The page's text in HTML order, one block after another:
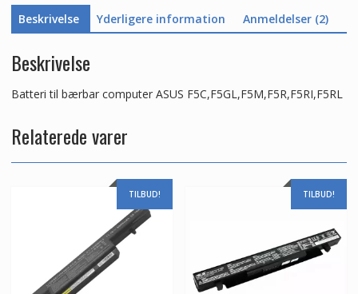
Beskrivelse Yderligere information Anmeldelser (2)
Beskrivelse
Batteri til bærbar computer ASUS F5C,F5GL,F5M,F5R,F5RI,F5RL
Relaterede varer
TILBUD! TILBUD!